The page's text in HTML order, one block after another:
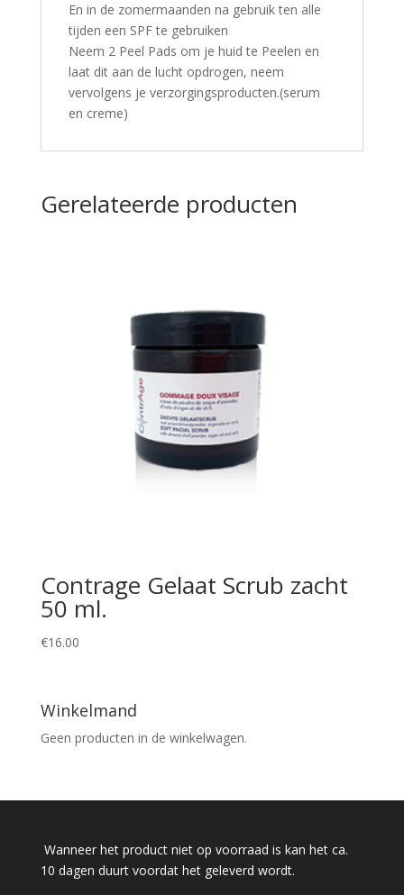
En in de zomermaanden na gebruik ten alle
tijden een SPF te gebruiken
Neem 2 Peel Pads om je huid te Peelen en
laat dit aan de lucht opdrogen, neem
vervolgens je verzorgingsproducten.(serum
en creme)
Gerelateerde producten
Contrage Gelaat Scrub zacht
50 ml.
€16.00
Winkelmand
Geen producten in de winkelwagen.
Wanneer het product niet op voorraad is kan het ca.
10 dagen duurt voordat het geleverd wordt.